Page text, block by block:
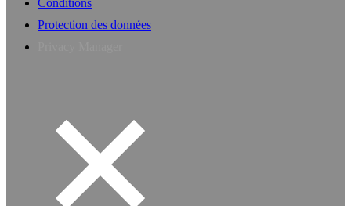
Conditions
Protection des données